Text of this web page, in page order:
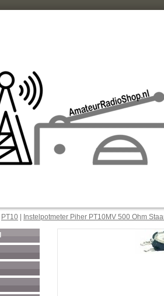
PT10 Instelpotmeter Piher PT10MV 500 Ohm